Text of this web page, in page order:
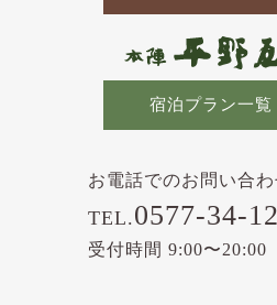
宿泊プラン一覧
お電話でのお問い合わ
TEL.0577-34-
受付時間 9:00〜20:00